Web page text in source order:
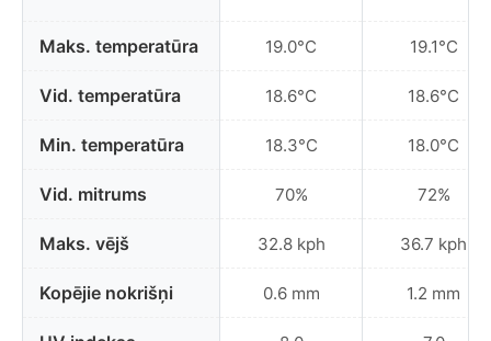
Maks. temperatūra
Vid. temperatūra
Min. temperatūra
Vid. mitrums
Maks. vējš
Kopējie nokrišņi
19.0°C
18.6°C
18.3°C
70%
32.8 kph
0.6 mm
19.1°C
18.6°C
18.0°C
72%
36.7 kph
1.2 mm